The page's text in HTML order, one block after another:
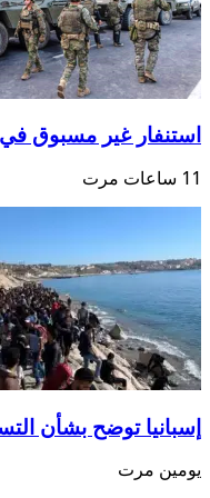
استنفار غير مسبوق في سبتة قبل 15 غشت: إسبانيا تستعد
11 ساعات مرت
إسبانيا توضح بشأن
يومين مرت